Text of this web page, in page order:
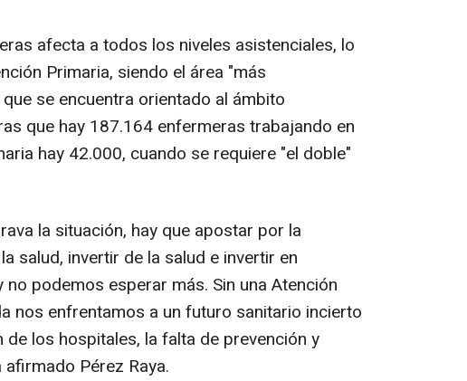
afecta a todos los niveles asistenciales, lo
Primaria, siendo el área "más
se encuentra orientado al ámbito
que hay 187.164 enfermeras trabajando en
hay 42.000, cuando se requiere "el doble"
la situación, hay que apostar por la
salud, invertir de la salud e invertir en
podemos esperar más. Sin una Atención
nos enfrentamos a un futuro sanitario incierto
los hospitales, la falta de prevención y
Pérez Raya.